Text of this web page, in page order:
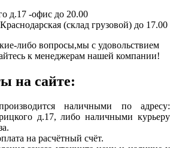
д.17 -офис до 20.00
(склад грузовой) до 17.00
либо вопросы,мы с удовольствием
к менеджерам нашей компании!
на сайте:
наличными по адресу:
д.17, либо наличными курьеру
на расчётный счёт.